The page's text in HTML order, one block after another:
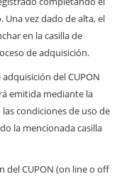
vez dado de alta, el
en la casilla de
de adquisición.
del CUPON
emitida mediante la
condiciones de uso de
la mencionada casilla
del CUPON (on line o off